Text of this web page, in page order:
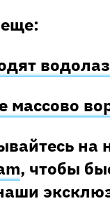
массово
на
, чтобы